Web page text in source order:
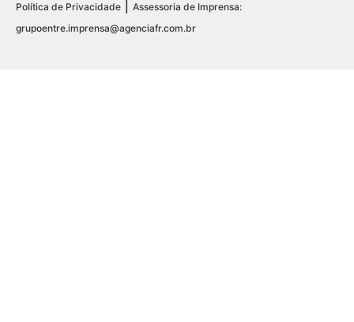
Política de Privacidade
Assessoria de Imprensa:
grupoentre.imprensa@agenciafr.com.br